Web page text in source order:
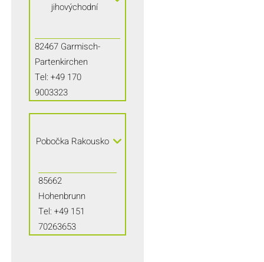
jihovýchodní
82467 Garmisch-
Partenkirchen
Tel: +49 170
9003323
Pobočka Rakousko
85662
Hohenbrunn
Tel:+49 151
70263653